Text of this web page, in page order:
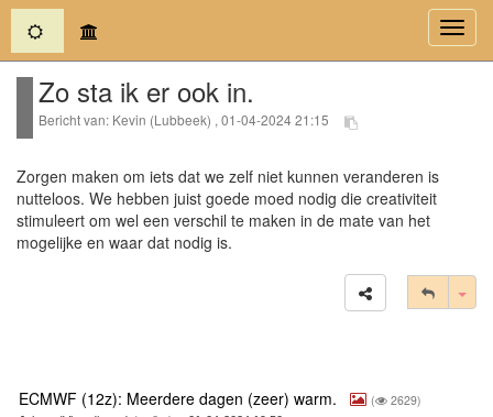
(current)
Zo sta ik er ook in.
Bericht van: Kevin (Lubbeek) , 01-04-2024 21:15
Zorgen maken om iets dat we zelf niet kunnen veranderen is
nutteloos. We hebben juist goede moed nodig die creativiteit
stimuleert om wel een verschil te maken in de mate van het
mogelijke en waar dat nodig is.
ECMWF (12z): Meerdere dagen (zeer) warm. ( 2629)